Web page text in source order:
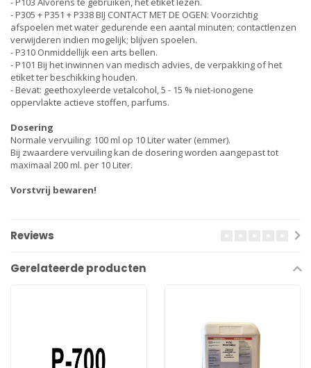
- P305 + P351 + P338 BIJ CONTACT MET DE OGEN: Voorzichtig
afspoelen met water gedurende een aantal minuten; contactlenzen
verwijderen indien mogelijk; blijven spoelen.
- P310 Onmiddellijk een arts bellen.
- P101 Bij het inwinnen van medisch advies, de verpakking of het
etiket ter beschikking houden.
- Bevat: geethoxyleerde vetalcohol, 5 - 15 % niet-ionogene
oppervlakte actieve stoffen, parfums.
Dosering
Normale vervuiling: 100 ml op 10 Liter water (emmer).
Bij zwaardere vervuiling kan de dosering worden aangepast tot
maximaal 200 ml. per 10 Liter.
Vorstvrij bewaren!
Reviews
Gerelateerde producten